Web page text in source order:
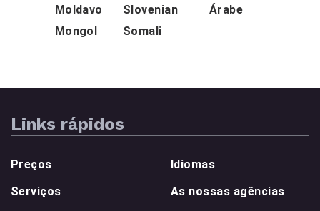
Moldavo
Mongol
Slovenian
Somali
Árabe
Links rápidos
Preços
Serviços
Idiomas
As nossas agências